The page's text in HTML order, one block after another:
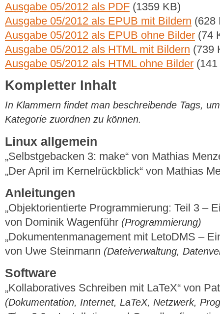
Ausgabe 05/2012 als PDF (1359 KB)
Ausgabe 05/2012 als EPUB mit Bildern (628
Ausgabe 05/2012 als EPUB ohne Bilder (74
Ausgabe 05/2012 als HTML mit Bildern (739
Ausgabe 05/2012 als HTML ohne Bilder
Kompletter Inhalt
In Klammern findet man beschreibende Tags,
Kategorie zuordnen zu können.
Linux allgemein
„Selbstgebacken 3: make“ von Mathias
„Der April im Kernelrückblick“ von Mathias
Anleitungen
„Objektorientierte Programmierung: Teil 3 –
von Dominik Wagenführ (Programmierung)
„Dokumentenmanagement mit LetoDMS –
von Uwe Steinmann (Dateiverwaltung,
Software
„Kollaboratives Schreiben mit LaTeX“ von
(Dokumentation, Internet, LaTeX, Netzwerk,